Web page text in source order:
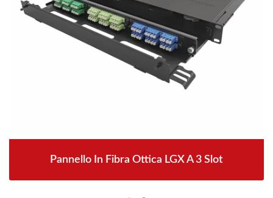
Pannello In Fibra Ottica LGX A 3 Slot